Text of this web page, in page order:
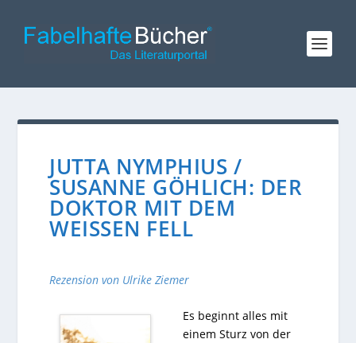
JUTTA NYMPHIUS /
SUSANNE GÖHLICH: DER
DOKTOR MIT DEM
WEISSEN FELL
Rezension von Ulrike Ziemer
Es beginnt alles mit
einem Sturz von der